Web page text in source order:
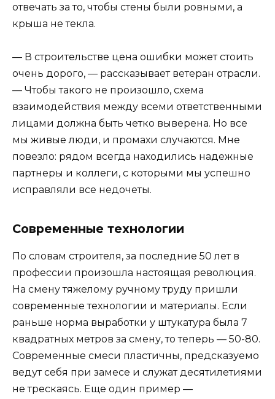
отвечать за то, чтобы стены были ровными, а
крыша не текла.
— В строительстве цена ошибки может стоить
очень дорого, — рассказывает ветеран отрасли.
— Чтобы такого не произошло, схема
взаимодействия между всеми ответственными
лицами должна быть четко выверена. Но все
мы живые люди, и промахи случаются. Мне
повезло: рядом всегда находились надежные
партнеры и коллеги, с которыми мы успешно
исправляли все недочеты.
Современные технологии
По словам строителя, за последние 50 лет в
профессии произошла настоящая революция.
На смену тяжелому ручному труду пришли
современные технологии и материалы. Если
раньше норма выработки у штукатура была 7
квадратных метров за смену, то теперь — 50-80.
Современные смеси пластичны, предсказуемо
ведут себя при замесе и служат десятилетиями
не трескаясь. Еще один пример —